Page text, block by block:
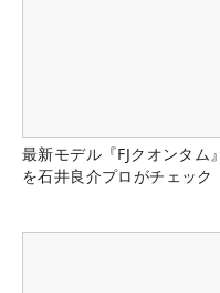
最新モデル『FJクオンタム』
を石井良介プロがチェック